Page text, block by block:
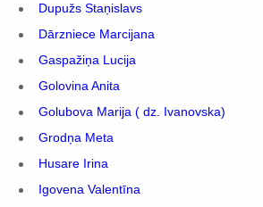
Dupužs Staņislavs
Dārzniece Marcijana
Gaspažiņa Lucija
Golovina Anita
Golubova Marija ( dz. Ivanovska)
Grodņa Meta
Husare Irina
Igovena Valentīna